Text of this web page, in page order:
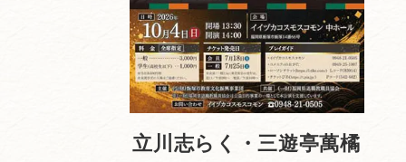
立川志らく・三遊亭萬橘